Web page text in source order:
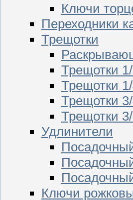
Ключи
Переходники
Трещотки
Трещотки
Трещотки
Трещотки
Трещотки
Удлинители
Ключи